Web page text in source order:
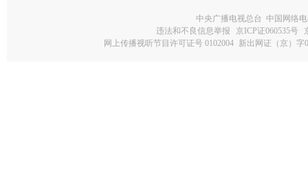
中央广播电视总台 中国网络
违法和不良信息举报
京ICP证060535号
网上传播视听节目许可证号 0102004 新出网证（京）